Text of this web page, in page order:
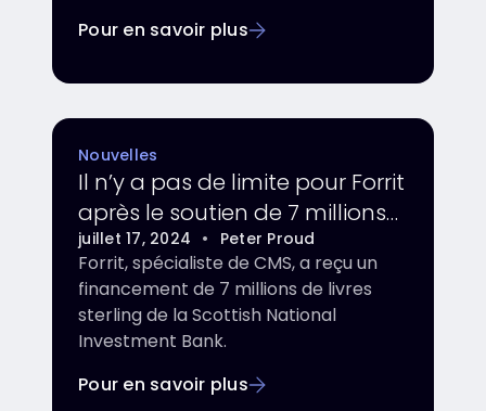
Pour en savoir plus
Nouvelles
Il n’y a pas de limite pour Forrit
après le soutien de 7 millions
de livres sterling de la banque
juillet 17, 2024 • Peter Proud
Forrit, spécialiste de CMS, a reçu un
financement de 7 millions de livres
sterling de la Scottish National
Investment Bank.
Pour en savoir plus